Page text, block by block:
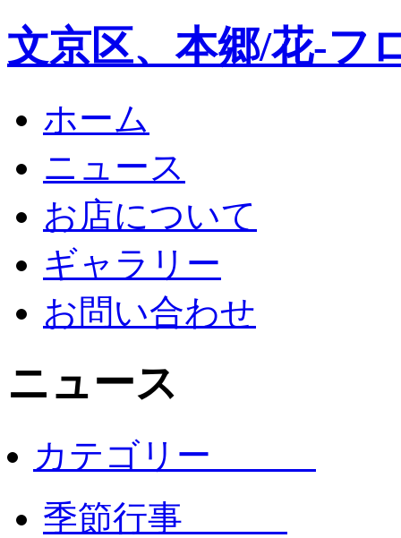
文京区、本郷/花-フ
ホーム
ニュース
お店について
ギャラリー
お問い合わせ
ニュース
カテゴリー
季節行事